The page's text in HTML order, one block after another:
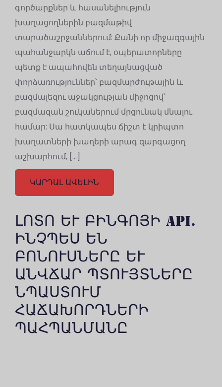
գործարքներ և հասանելիություն
խաղացողներին բազմաթիվ
տարածաշրջաններում: Քանի որ միջազգային
պահանջարկն աճում է, օպերատորները
պետք է ապահովեն տեղայնացված
փորձառություններ՝ բազմարժութային և
բազմալեզու աջակցության միջոցով՝
բազմազան շուկաներում մրցունակ մնալու
համար: Սա հատկապես ճիշտ է կրիպտո
խաղատների խաղերի արագ զարգացող
աշխարհում, […]
ԿԱՐԴԱԼ ԱՎԵԼԻՆ
ԼՈՏՈ ԵՒ ԲԻՆԳՈՅԻ API. Ի
ՆՉՊԵՍ ԵՆ Բ
ՈՆՈՒՍՆԵՐԸ ԵՒ ԱՆ
ՎՃԱՐ ՊՏՈՒՅՏՆԵՐԸ ՆՊ
ԱՍՏՈՒՄ ՀԱ
ՃԱԽՈՐԴՆԵՐԻ ՊԱ
ՀՊԱՆՄԱՆԸ